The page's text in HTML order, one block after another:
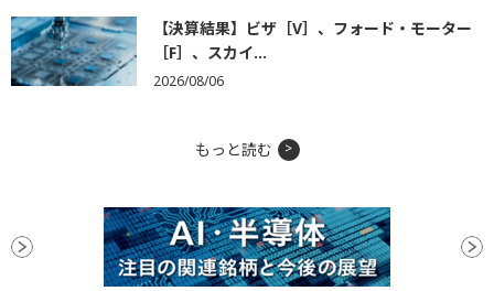
【決算結果】ビザ［V］、フォード・モーター
［F］、スカイ...
2026/08/06
もっと読む